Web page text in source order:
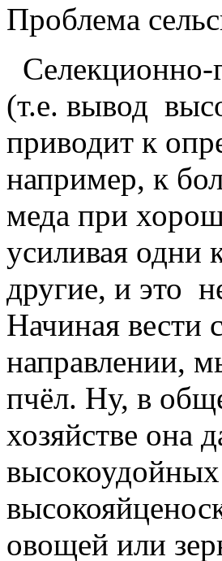
Проблема
Селекционно-
(т.е. вывод
приводит к
например, к
меда при
усиливая одни
другие, и это
Начиная вести
направлении,
пчёл. Ну, в
хозяйстве она
овощей или